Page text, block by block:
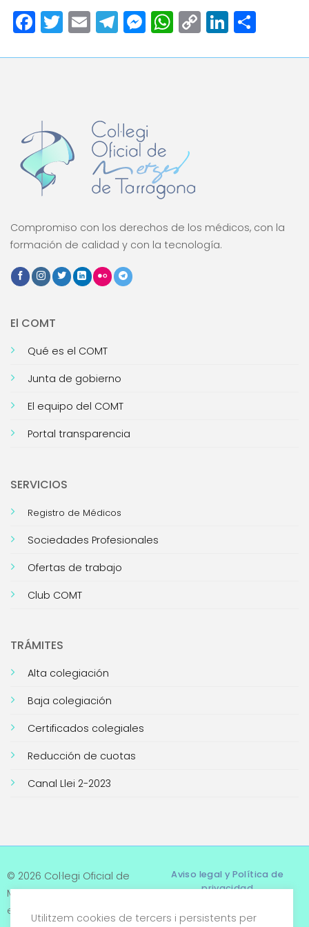
Facebook
Twitter
EmailTelegram
Messenger
WhatsApp
Copy
Link
Compromiso con los derechos de los médicos, con la
formación de calidad y con la tecnología.
El COMT
Qué es el COMT
Junta de gobierno
El equipo del COMT
Portal transparencia
SERVICIOS
Registro de Médicos
Sociedades Profesionales
Ofertas de trabajo
Club COMT
TRÁMITES
Alta colegiación
Baja colegiación
Certificados colegiales
Reducción de cuotas
Canal Llei 2-2023
© 2026 Col·legi Oficial de
Metges de Tarragona. Tots
els drets reservats
Aviso legal y Política de
privacidad
Términos y condiciones
Utilitzem cookies de tercers i persistents per